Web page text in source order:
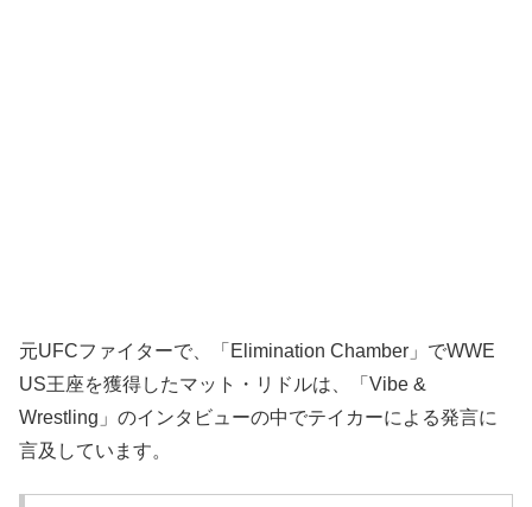
元UFCファイターで、「Elimination Chamber」でWWE
US王座を獲得したマット・リドルは、「Vibe &
Wrestling」のインタビューの中でテイカーによる発言に
言及しています。